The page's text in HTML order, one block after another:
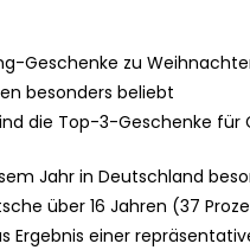
Geschenke zu
besonders beliebt
die Top-3-Geschenke
Jahr in Deutschland
über 16 Jahren (37
einer